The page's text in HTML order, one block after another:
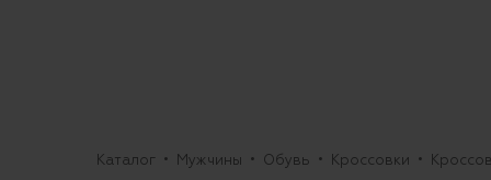
Каталог Мужчины Обувь Кроссовки